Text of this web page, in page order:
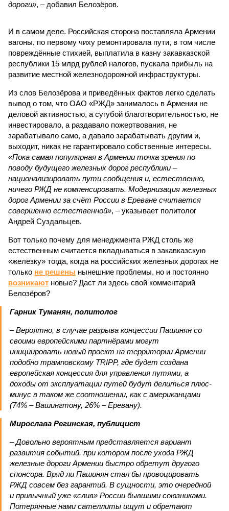
дороги», – добавил Белозёров.
И в самом деле. Российская сторона поставляла Армении
вагоны, по первому чиху ремонтировала пути, в том числе
повреждённые стихией, выплатила в казну закавказской
республики 15 млрд рублей налогов, пускала прибыль на
развитие местной железнодорожной инфраструктуры.
Из слов Белозёрова и приведённых фактов легко сделать
вывод о том, что ОАО «РЖД» занималось в Армении не
деловой активностью, а сугубой благотворительностью, не
инвестировало, а раздавало пожертвования, не
зарабатывало само, а давало зарабатывать другим и,
выходит, никак не гарантировало собственные интересы.
«Пока самая популярная в Армении точка зрения по
поводу будущего железных дорог рес­публики –
национализировать пути сообщения и, естественно,
ничего РЖД не компенсировать. Модернизация железных
дорог Армении за счёт России в Ереване считается
совершенно естественной», – указывает политолог
Андрей Суздальцев.
Вот только почему для менеджмента РЖД столь же
естественным считается вкладываться в закавказскую
«железку» тогда, когда на российских железных дорогах не
только не решены нынешние проблемы, но и постоянно
возникают новые? Даст ли здесь свой комментарий
Белозёров?
Гарник Туманян, политолог
– Вероятно, в случае разрыва концессии Пашинян со
своими европейскими партнёрами могут
инициировать новый проект на территории Армении
подобно трамповскому TRIPP, где будет создана
европейская концессия для управления путями, а
доходы от эксплуатации путей будут делиться плюс-
минус в таком же соотношении, как с американцами
(74% – Вашингтону, 26% – Еревану).
Мирослава Регинская, публицист
– Довольно вероятным представляется вариант
развития событий, при котором после ухода РЖД
железные дороги Армении быстро обретут другого
спонсора. Вряд ли Пашинян стал бы провоцировать
РЖД совсем без гарантий. В сущности, это очередной
и привычный уже «слив» России бывшими союзниками.
Потерянные нами сателлиты ищут и обретают